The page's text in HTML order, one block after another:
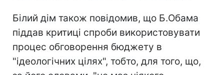
Білий дім також повідомив, що Б.Обама
піддав критиці спроби використовувати
процес обговорення бюджету в
"ідеологічних цілях", тобто, для того, що,